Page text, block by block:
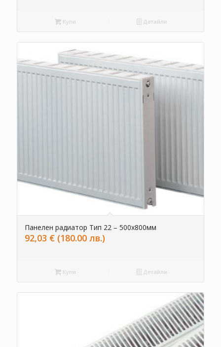
Купи Детайли
Панелен радиатор Тип 22 – 500х800мм
92,03 € (180.00 лв.)
Купи Детайли